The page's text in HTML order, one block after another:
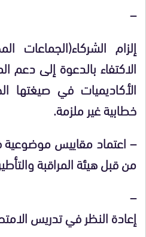
–
إلزام الشركاء(الجماعات
الاكتفاء بالدعوة إلى
الأكاديميات في صيغتها
خطابية غير ملزمة.
– اعتماد مقاييس
من قبل هيئة المراقبة
–
إعادة النظر في تدريس